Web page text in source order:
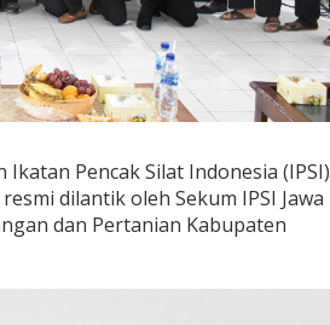
Pencak Silat Indonesia (IPSI)
dilantik oleh Sekum IPSI Jawa
dan Pertanian Kabupaten